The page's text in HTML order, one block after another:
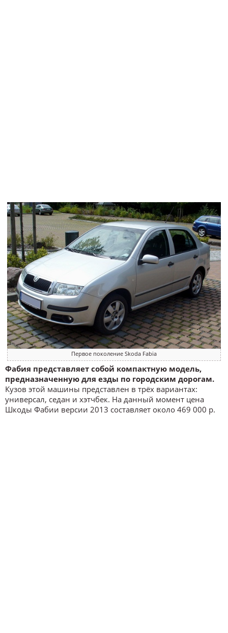
Первое поколение Skoda Fabia
Фабия представляет собой компактную модель,
предназначенную для езды по городским дорогам.
Кузов этой машины представлен в трёх вариантах:
универсал, седан и хэтчбек. На данный момент цена
Шкоды Фабии версии 2013 составляет около 469 000 р.